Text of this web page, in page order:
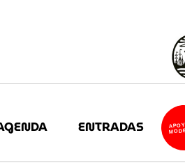
ENTRADAS